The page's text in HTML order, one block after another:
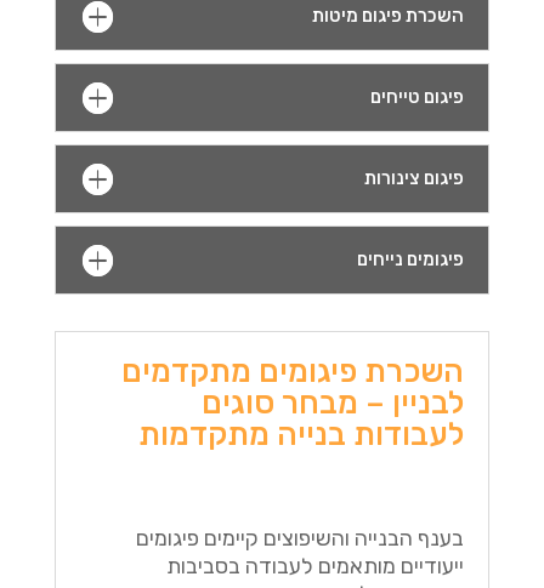
השכרת פיגום מיטות
פיגום טייחים
פיגום צינורות
פיגומים נייחים
השכרת פיגומים מתקדמים
לבניין – מבחר סוגים
לעבודות בנייה מתקדמות
בענף הבנייה והשיפוצים קיימים פיגומים
ייעודיים מותאמים לעבודה בסביבות